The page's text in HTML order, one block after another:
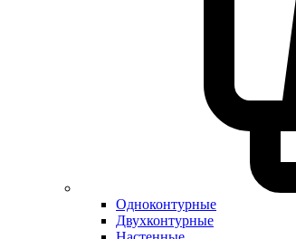
Одноконтурные
Двухконтурные